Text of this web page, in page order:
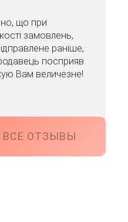
що при
замовлень,
раніше,
посприяв
Вам величезне!
ВСЕ ОТЗЫВЫ